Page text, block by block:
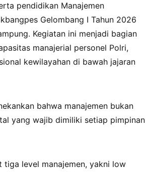
pendidikan Manajemen
Gelombang I Tahun 2026
Kegiatan ini menjadi bagian
manajerial personel Polri,
kewilayahan di bawah jajaran
bahwa manajemen bukan
yang wajib dimiliki setiap pimpinan
tiga level manajemen, yakni low